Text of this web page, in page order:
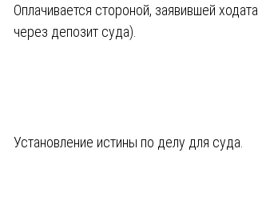
Оплачивается стороной, заявившей
через депозит суда).
Установление истины по делу для суда.